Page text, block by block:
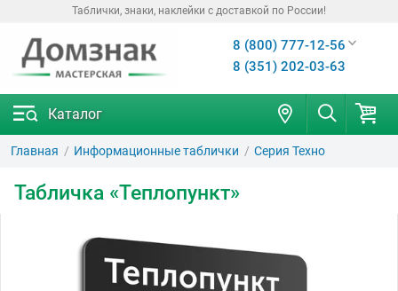
Таблички, знаки, наклейки с доставкой по России!
8 (800) 777-12-56
8 (351) 202-03-63
Каталог
Главная Информационные таблички Серия Техно
Табличка «Теплопункт»